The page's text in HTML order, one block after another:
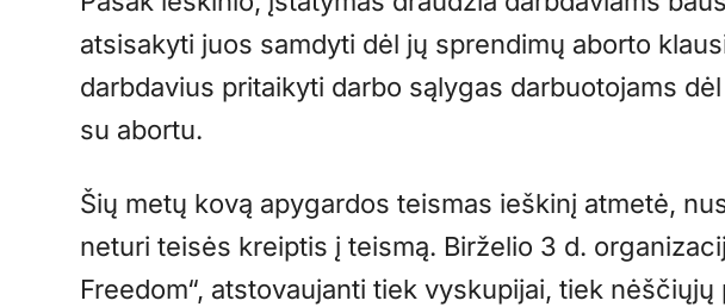
atsisakyti juos samdyti dėl jų sprendimų aborto
darbdavius pritaikyti darbo sąlygas darbuotojams
su abortu.
Šių metų kovą apygardos teismas ieškinį atmetė,
neturi teisės kreiptis į teismą. Birželio 3 d.
Freedom“, atstovaujanti tiek vyskupijai, tiek